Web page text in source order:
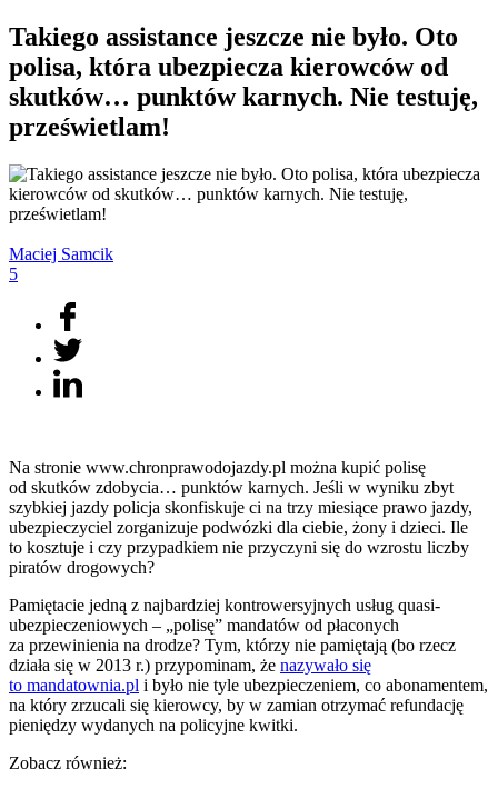
Takiego assistance jeszcze nie było. Oto
polisa, która ubezpiecza kierowców od
skutków… punktów karnych. Nie testuję,
prześwietlam!
Maciej Samcik
5
Na stronie www.chronprawodojazdy.pl można kupić polisę
od skutków zdobycia… punktów karnych. Jeśli w wyniku zbyt
szybkiej jazdy policja skonfiskuje ci na trzy miesiące prawo jazdy,
ubezpieczyciel zorganizuje podwózki dla ciebie, żony i dzieci. Ile
to kosztuje i czy przypadkiem nie przyczyni się do wzrostu liczby
piratów drogowych?
Pamiętacie jedną z najbardziej kontrowersyjnych usług quasi-
ubezpieczeniowych – „polisę” mandatów od płaconych
za przewinienia na drodze? Tym, którzy nie pamiętają (bo rzecz
działa się w 2013 r.) przypominam, że nazywało się
to mandatownia.pl i było nie tyle ubezpieczeniem, co abonamentem,
na który zrzucali się kierowcy, by w zamian otrzymać refundację
pieniędzy wydanych na policyjne kwitki.
Zobacz również: